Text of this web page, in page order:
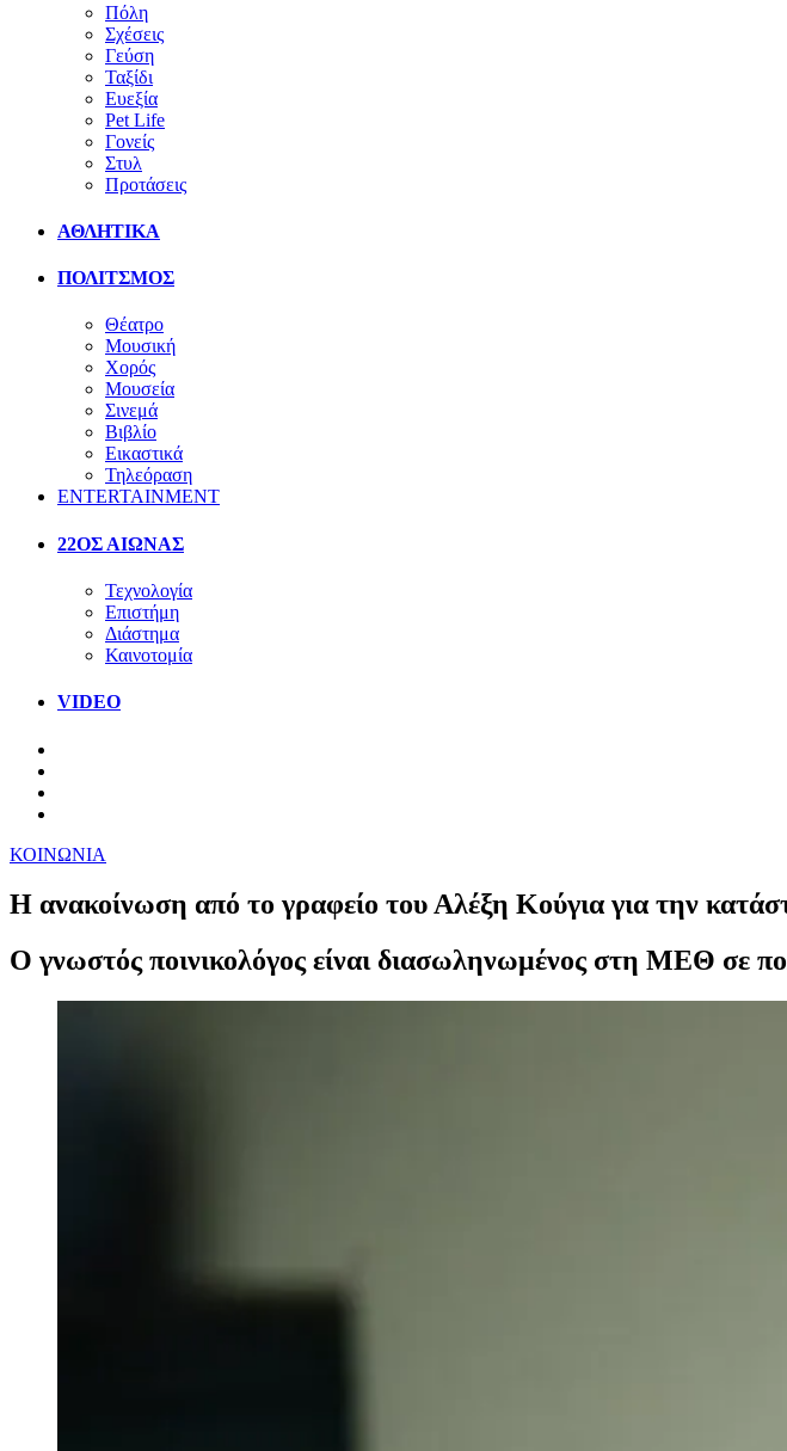
Πόλη
Σχέσεις
Γεύση
Ταξίδι
Ευεξία
Pet Life
Γονείς
Στυλ
Προτάσεις
ΑΘΛΗΤΙΚΑ
ΠΟΛΙΤΣΜΟΣ
Θέατρο
Μουσική
Χορός
Μουσεία
Σινεμά
Βιβλίο
Εικαστικά
Τηλεόραση
ENTERTAINMENT
22ΟΣ ΑΙΩΝΑΣ
Τεχνολογία
Επιστήμη
Διάστημα
Καινοτομία
VIDEO
ΚΟΙΝΩΝΙΑ
Η ανακοίνωση από το γραφείο του Αλέξη Κούγια για την
Ο γνωστός ποινικολόγος είναι διασωληνωμένος στη ΜΕΘ σε